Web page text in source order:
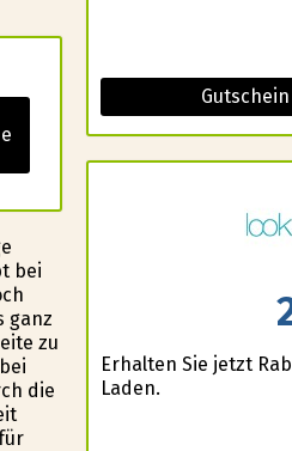
bei
ganz
zu
die
Erhalten Sie jetzt
Laden.